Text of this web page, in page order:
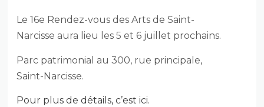
Le 16e Rendez-vous des Arts de Saint-
Narcisse aura lieu les 5 et 6 juillet prochains.
Parc patrimonial au 300, rue principale,
Saint-Narcisse.
Pour plus de détails, c’est ici.